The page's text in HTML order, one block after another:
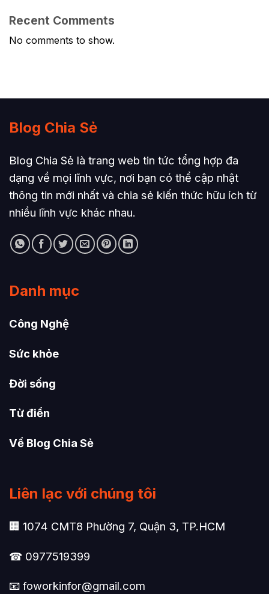
Recent Comments
No comments to show.
Blog Chia Sẻ
Blog Chia Sẻ là trang web tin tức tổng hợp đa
dạng về mọi lĩnh vực, nơi bạn có thể cập nhật
thông tin mới nhất và chia sẻ kiến thức hữu ích từ
nhiều lĩnh vực khác nhau.
Danh mục
Công Nghệ
Sức khỏe
Đời sống
Từ điển
Về Blog Chia Sẻ
Liên lạc với chúng tôi
🏢 1074 CMT8 Phường 7, Quận 3, TP.HCM
☎ 0977519399
📧 foworkinfor@gmail.com